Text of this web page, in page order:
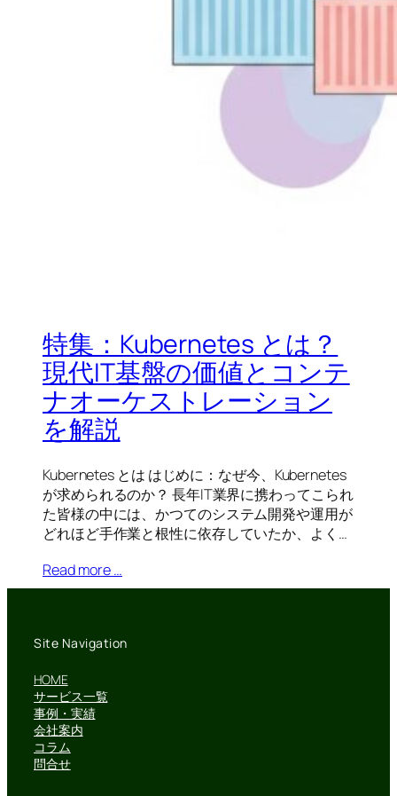
特集：Kubernetes とは？
現代IT基盤の価値とコンテ
ナオーケストレーション
を解説
Kubernetes とは はじめに：なぜ今、Kubernetes
が求められるのか？ 長年IT業界に携わってこられ
た皆様の中には、かつてのシステム開発や運用が
どれほど手作業と根性に依存していたか、よく…
Read more …
Site Navigation
HOME
サービス一覧
事例・実績
会社案内
コラム
問合せ